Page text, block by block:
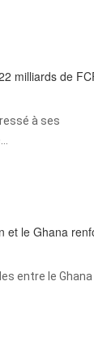
milliards de
à ses
et le Ghana
entre le